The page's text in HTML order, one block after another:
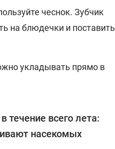
чеснок. Зубчик
на блюдечки и поставить
укладывать прямо в
течение всего лета:
насекомых